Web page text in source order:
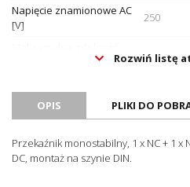
Napięcie znamionowe AC
[V]
250
łączeniowa dla świetlówek 2300
Maksymalna zdolność
łączeniowa dla świetlówek
[VA]
500
Maksymalna zdolność
Rozwiń listę
OPIS PLIKI DO
Przekaźnik monostabilny, 1 x NC + 1 x
DC, montaż na szynie DIN.